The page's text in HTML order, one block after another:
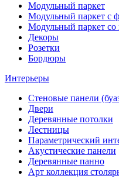
Модульный паркет
Модульный паркет с
Модульный паркет со
Декоры
Розетки
Бордюры
Интерьеры
Стеновые панели
Двери
Деревянные потолки
Лестницы
Параметрический
Акустические панели
Деревянные панно
Арт коллекция